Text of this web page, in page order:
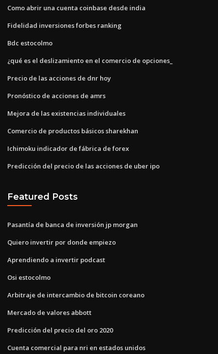
Como abrir una cuenta coinbase desde india
Fidelidad inversiones forbes ranking
Bdc estocolmo
¿qué es el deslizamiento en el comercio de opciones_
Precio de las acciones de dnr hoy
Pronóstico de acciones de amrs
Mejora de las existencias individuales
Comercio de productos básicos sharekhan
Ichimoku indicador de fábrica de forex
Predicción del precio de las acciones de uber ipo
Featured Posts
Pasantía de banca de inversión jp morgan
Quiero invertir por donde empiezo
Aprendiendo a invertir podcast
Osi estocolmo
Arbitraje de intercambio de bitcoin coreano
Mercado de valores abbott
Predicción del precio del oro 2020
Cuenta comercial para nri en estados unidos